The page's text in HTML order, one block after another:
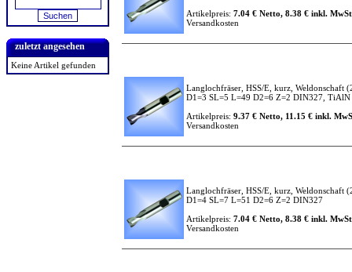
zuletzt angesehen
Keine Artikel gefunden
Artikelpreis: 7.04 € Netto, 8.38 € inkl.
Versandkosten
Langlochfräser, HSS/E, kurz, Weldonschaft
D1=3 SL=5 L=49 D2=6 Z=2 DIN327, TiAlN
Artikelpreis: 9.37 € Netto, 11.15 € inkl.
Versandkosten
Langlochfräser, HSS/E, kurz, Weldonschaft
D1=4 SL=7 L=51 D2=6 Z=2 DIN327
Artikelpreis: 7.04 € Netto, 8.38 € inkl.
Versandkosten